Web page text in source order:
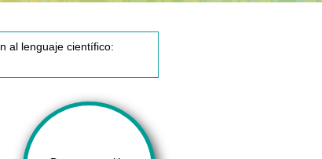
al lenguaje científico: